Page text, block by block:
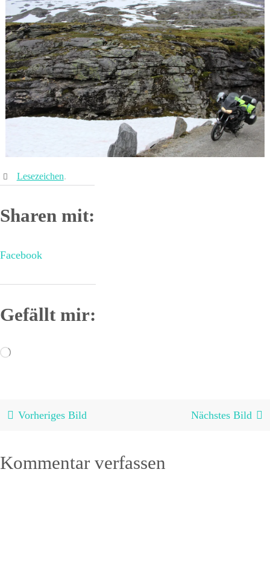
Lesezeichen.
Sharen mit:
Facebook
Gefällt mir:
Wird
Vorheriges Bild Nächstes Bild
Kommentar verfassen